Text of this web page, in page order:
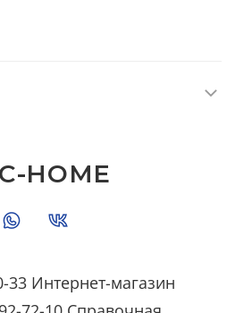
33 Интернет-магазин
HOME